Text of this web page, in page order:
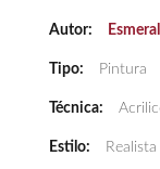
Autor:
Tipo: Pintura
Técnica:
Estilo: Realista